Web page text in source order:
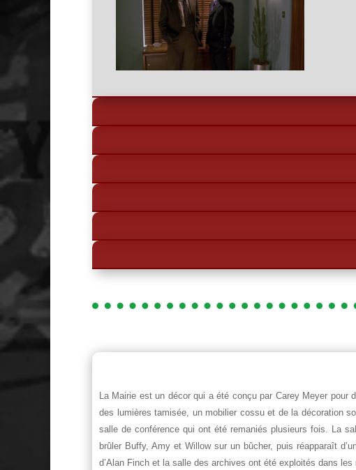
La Mairie est un décor qui a été conçu par Carey Meyer pour
des lumières tamisée, un mobilier cossu et de la décoration
salle de conférence qui ont été remaniés plusieurs fois. La
brûler Buffy, Amy et Willow sur un bûcher, puis réapparaît
d’Alan Finch et la salle des archives ont été exploités dans les